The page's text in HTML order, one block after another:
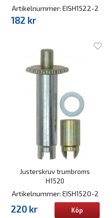
Artikelnummer: EISH1522-2
182 kr
Justerskruv trumbroms
H1520
Artikelnummer: EISH1520-2
220 kr Köp